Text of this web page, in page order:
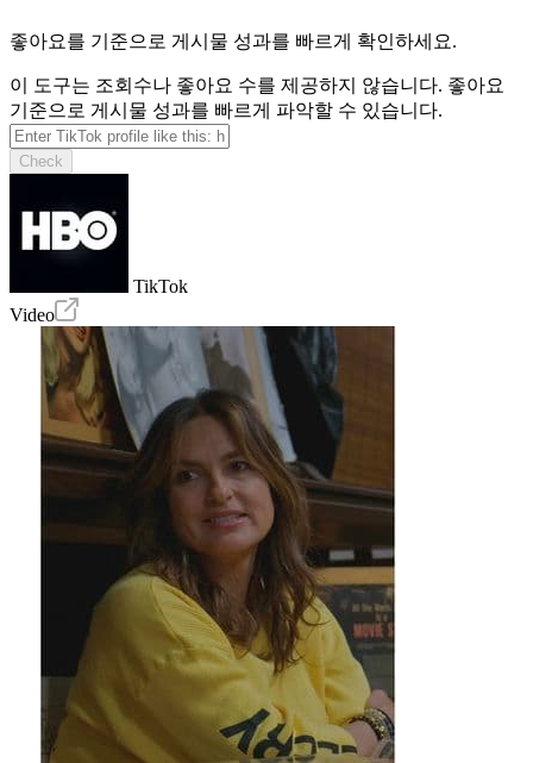
좋아요를 기준으로 게시물 성과를 빠르게 확인하세요.
이 도구는 조회수나 좋아요 수를 제공하지 않습니다. 좋아요
기준으로 게시물 성과를 빠르게 파악할 수 있습니다.
Check
TikTok
Video